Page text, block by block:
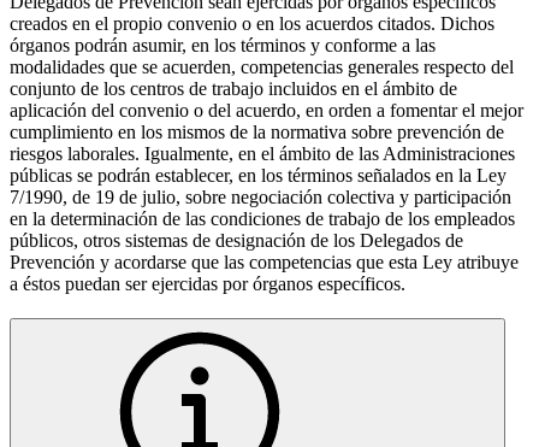
creados en el propio convenio o en los acuerdos citados. Dichos
órganos podrán asumir, en los términos y conforme a las
modalidades que se acuerden, competencias generales respecto del
conjunto de los centros de trabajo incluidos en el ámbito de
aplicación del convenio o del acuerdo, en orden a fomentar el mejor
cumplimiento en los mismos de la normativa sobre prevención de
riesgos laborales. Igualmente, en el ámbito de las Administraciones
públicas se podrán establecer, en los términos señalados en la Ley
7/1990, de 19 de julio, sobre negociación colectiva y participación
en la determinación de las condiciones de trabajo de los empleados
públicos, otros sistemas de designación de los Delegados de
Prevención y acordarse que las competencias que esta Ley atribuye
a éstos puedan ser ejercidas por órganos específicos.